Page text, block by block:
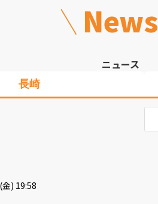
News
ニュース
長崎
) 19:58